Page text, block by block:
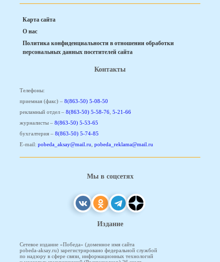
Карта сайта
О нас
Политика конфиденциальности в отношении обработки
персональных данных посетителей сайта
Контакты
Телефоны:
приемная (факс) – 8(863-50) 5-08-50
рекламный отдел – 8(863-50) 5-58-76 5-21-66
журналисты – 8(863-50) 5-53-65
бухгалтерия – 8(863-50) 5-74-85
E-mail: pobeda_aksay@mail.ru pobeda_reklama@mail.ru
Мы в соцсетях
Издание
Сетевое издание «Победа» (доменное имя сайта
pobeda-aksay.ru) зарегистрировано федеральной службой
по надзору в сфере связи, информационных технологий